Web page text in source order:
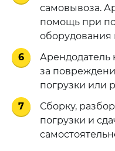
самовывоза.
помощь при
оборудования
6
Арендодатель
за
погрузки или
7
Сборку,
погрузки и